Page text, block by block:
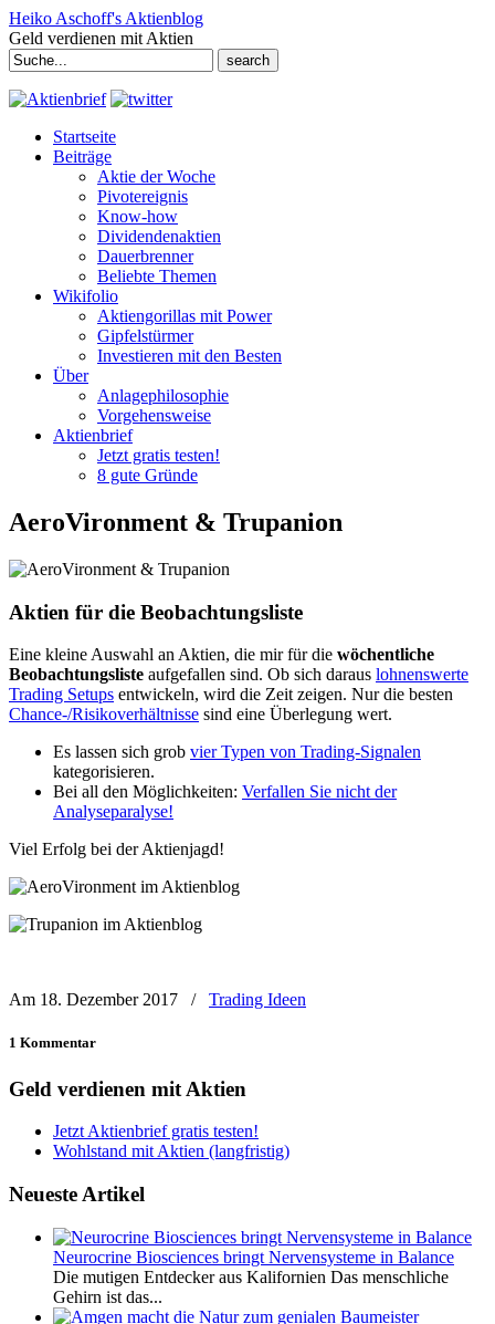
Heiko Aschoff's Aktienblog
Geld verdienen mit Aktien
Search
for:
Startseite
Beiträge
Aktie der Woche
Pivotereignis
Know-how
Dividendenaktien
Dauerbrenner
Beliebte Themen
Wikifolio
Aktiengorillas mit Power
Gipfelstürmer
Investieren mit den Besten
Über
Anlagephilosophie
Vorgehensweise
Aktienbrief
Jetzt gratis testen!
8 gute Gründe
AeroVironment & Trupanion
Aktien für die Beobachtungsliste
Eine kleine Auswahl an Aktien, die mir für die wöchentliche
Beobachtungsliste aufgefallen sind. Ob sich daraus lohnenswerte
Trading Setups entwickeln, wird die Zeit zeigen. Nur die besten
Chance-/Risikoverhältnisse sind eine Überlegung wert.
Es lassen sich grob vier Typen von Trading-Signalen
kategorisieren.
Bei all den Möglichkeiten: Verfallen Sie nicht der
Analyseparalyse!
Viel Erfolg bei der Aktienjagd!
Am 18. Dezember 2017 / Trading Ideen
1 Kommentar
Geld verdienen mit Aktien
Jetzt Aktienbrief gratis testen!
Wohlstand mit Aktien (langfristig)
Neueste Artikel
Neurocrine Biosciences bringt Nervensysteme in Balance
Die mutigen Entdecker aus Kalifornien Das menschliche
Gehirn ist das...